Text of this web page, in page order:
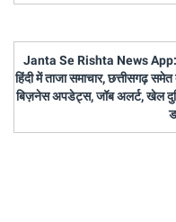
Janta Se Rishta News App:
हिंदी में ताजा समाचार, छत्तीसगढ़
बिज़नेस अपडेट्स, जॉब अलर्ट, खेल